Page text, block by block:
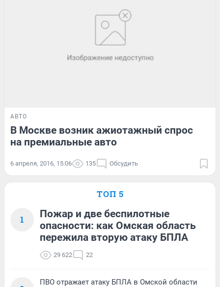
АВТО
В Москве возник ажиотажный спрос
на премиальные авто
6 апреля, 2016, 15:06 135 Обсудить
ТОП 5
1
Пожар и две беспилотные
опасности: как Омская область
пережила вторую атаку БПЛА
29 622 22
ПВО отражает атаку БПЛА в Омской области